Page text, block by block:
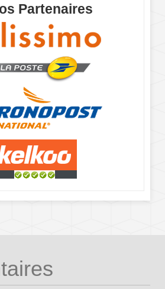
Partenaires